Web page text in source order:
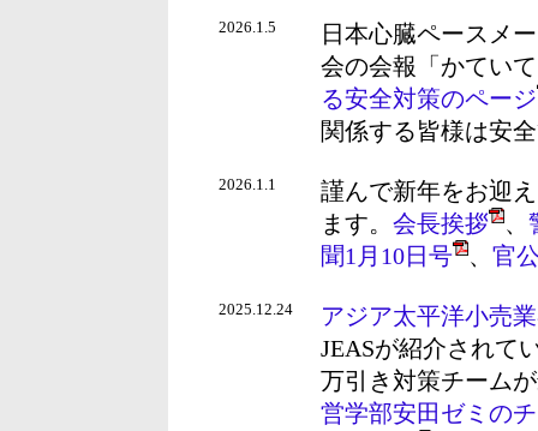
2026.1.5
日本心臓ペースメ
会の会報「かてい
る安全対策のページ
関係する皆様は安
2026.1.1
謹んで新年をお迎
ます。 会長挨拶 、
聞1月10日号
、 官
2025.12.24
アジア太平洋小売
JEASが紹介されて
万引き対策チーム
営学部安田ゼミの